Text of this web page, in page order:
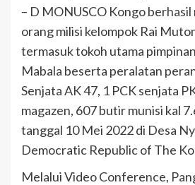
– D MONUSCO Kongo
orang milisi kelompok Rai
termasuk tokoh utama
Mabala beserta peralatan
Senjata AK 47, 1 PCK senjata
magazen, 607 butir munisi kal
tanggal 10 Mei 2022 di Desa
Democratic Republic of The
Melalui Video Conference,